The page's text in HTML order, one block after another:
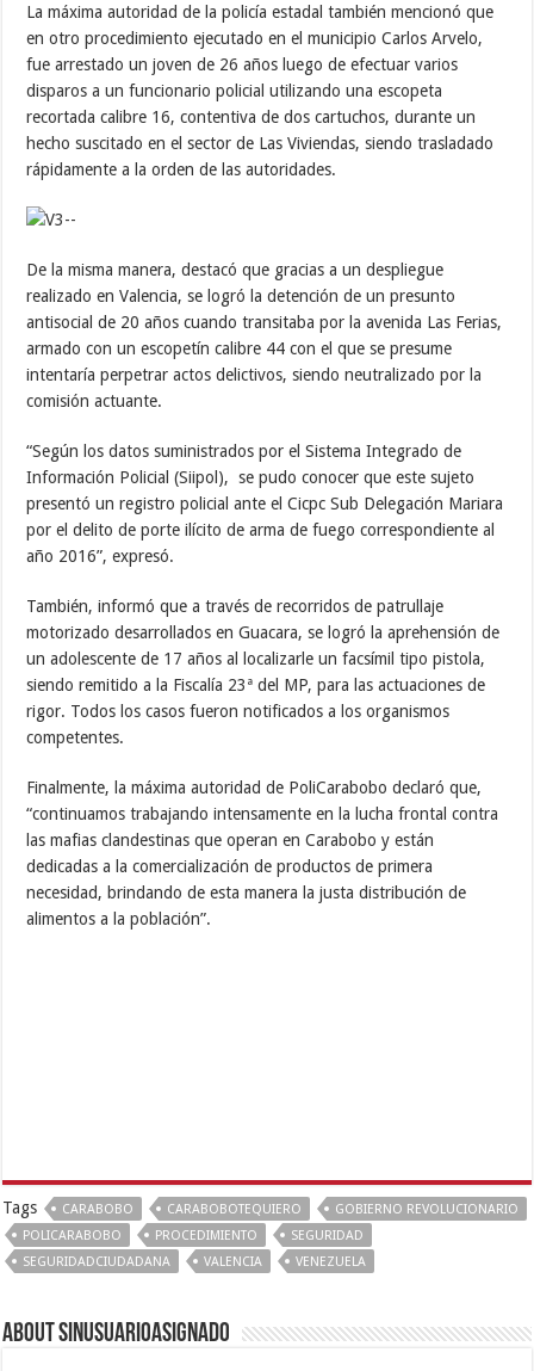
La máxima autoridad de la policía estadal también mencionó que
en otro procedimiento ejecutado en el municipio Carlos Arvelo,
fue arrestado un joven de 26 años luego de efectuar varios
disparos a un funcionario policial utilizando una escopeta
recortada calibre 16, contentiva de dos cartuchos, durante un
hecho suscitado en el sector de Las Viviendas, siendo trasladado
rápidamente a la orden de las autoridades.
De la misma manera, destacó que gracias a un despliegue
realizado en Valencia, se logró la detención de un presunto
antisocial de 20 años cuando transitaba por la avenida Las Ferias,
armado con un escopetín calibre 44 con el que se presume
intentaría perpetrar actos delictivos, siendo neutralizado por la
comisión actuante.
“Según los datos suministrados por el Sistema Integrado de
Información Policial (Siipol), se pudo conocer que este sujeto
presentó un registro policial ante el Cicpc Sub Delegación Mariara
por el delito de porte ilícito de arma de fuego correspondiente al
año 2016”, expresó.
También, informó que a través de recorridos de patrullaje
motorizado desarrollados en Guacara, se logró la aprehensión de
un adolescente de 17 años al localizarle un facsímil tipo pistola,
siendo remitido a la Fiscalía 23ª del MP, para las actuaciones de
rigor. Todos los casos fueron notificados a los organismos
competentes.
Finalmente, la máxima autoridad de PoliCarabobo declaró que,
“continuamos trabajando intensamente en la lucha frontal contra
las mafias clandestinas que operan en Carabobo y están
dedicadas a la comercialización de productos de primera
necesidad, brindando de esta manera la justa distribución de
alimentos a la población”.
Tags CARABOBO CARABOBOTEQUIERO
GOBIERNO REVOLUCIONARIO
POLICARABOBO
PROCEDIMIENTO
SEGURIDAD
SEGURIDADCIUDADANA
VALENCIA VENEZUELA
About sinusuarioasignado